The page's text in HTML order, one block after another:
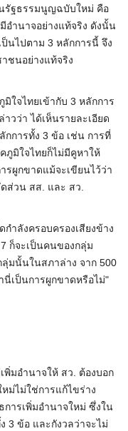
รัฐธรรมนูญฉบับใหม่ คือ
อำนาจอย่างแท้จริง ดังนั้น
นไปตาม 3 หลักการนี้ จึง
ชนอย่างแท้จริง
ใจไทยเข้ากับ 3 หลักการ
วว่า ได้เห็นรายละเอียด
กการทั้ง 3 ข้อ เช่น การที่
ภูมิใจไทยก็ไม่มีคูหาให้
รผูกขาดแม้จะเขียนไว้ว่า
ส่วน สส. และ สว.
ำลังครอบครองเสียงข้าง
ก็จะเป็นคนของกลุ่ม
ลุ่มนั้นในสภาล่าง จาก 500
นี่เป็นการผูกขาดหรือไม่"
มอำนาจให้ สว. ต้องบอก
ม่ไม่ใช่การแก้ไขร่าง
ารเพิ่มอำนาจใหม่ ซึ่งใน
3 ข้อ และกังวลว่าจะไม่